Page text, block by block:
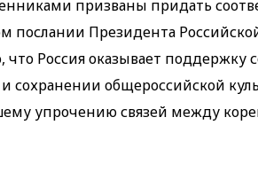
призваны придать
послании Президента
Россия оказывает поддержку
сохранении общероссийской
упрочению связей между